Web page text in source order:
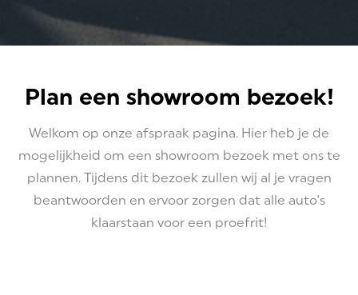
Plan een showroom bezoek!
Welkom op onze afspraak pagina. Hier heb je de
mogelijkheid om een showroom bezoek met ons te
plannen. Tijdens dit bezoek zullen wij al je vragen
beantwoorden en ervoor zorgen dat alle auto's
klaarstaan voor een proefrit!